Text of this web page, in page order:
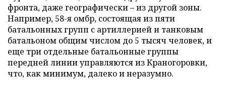
фронта, даже географически – из другой зоны.
Например, 58-я омбр, состоящая из пяти
батальонных групп с артиллерией и танковым
батальоном общим числом до 5 тысяч человек, и
еще три отдельные батальонные группы
передней линии управляются из Краногоровки,
что, как минимум, далеко и неразумно.